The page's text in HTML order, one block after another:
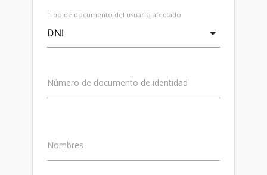
TIpo de documento del usuario afectado
Número de documento de identidad
Nombres